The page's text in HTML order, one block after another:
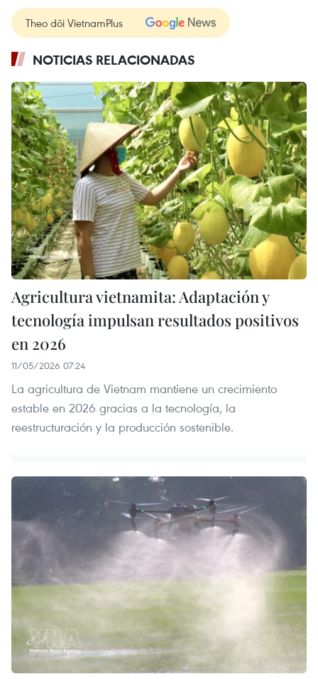
Theo dõi VietnamPlus
NOTICIAS RELACIONADAS
Agricultura vietnamita: Adaptación y
tecnología impulsan resultados positivos
en 2026
11/05/2026 07:24
La agricultura de Vietnam mantiene un crecimiento
estable en 2026 gracias a la tecnología, la
reestructuración y la producción sostenible.